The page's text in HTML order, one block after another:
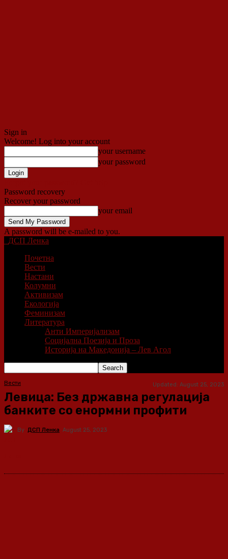
Sign in
Welcome! Log into your account
your username
your password
Password recovery
Recover your password
your email
A password will be e-mailed to you.
ДСП Ленка
Почетна
Вести
Настани
Колумни
Активизам
Екологија
Феминизам
Литература
Анти Империјализам
Социјална Поезија и Проза
Историја на Македонија – Лев Агол
Вести Updated: August 25, 2023
Левица: Без државна регулација
банките со енормни профити
By ДСП Ленка August 25, 2023